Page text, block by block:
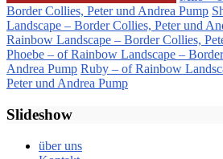
Border Collies, Peter und Andrea Pump
Landscape – Border Collies, Peter und
Rainbow Landscape – Border Collies,
Phoebe – of Rainbow Landscape –
Andrea Pump Ruby – of Rainbow
Peter und Andrea Pump
Slideshow
über uns